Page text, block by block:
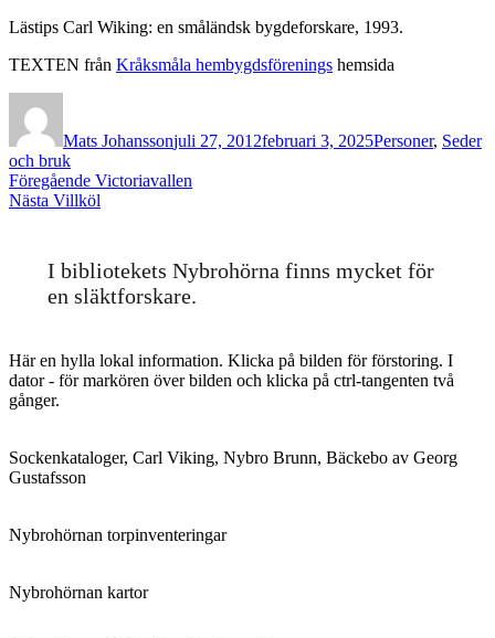
Lästips Carl Wiking: en småländsk bygdeforskare, 1993.
TEXTEN från Kråksmåla hembygdsförenings hemsida
Mats Johanssonjuli 27, 2012februari 3, 2025Personer, Seder
och bruk
Inläggsnavigering
Föregående Föregående
inlägg:
Victoriavallen
Nästa Nästa
Villköl
I bibliotekets Nybrohörna finns mycket för
en släktforskare.
Här en hylla lokal information. Klicka på bilden för förstoring. I
dator - för markören över bilden och klicka på ctrl-tangenten två
gånger.
Sockenkataloger, Carl Viking, Nybro Brunn, Bäckebo av Georg
Gustafsson
Nybrohörnan torpinventeringar
Nybrohörnan kartor